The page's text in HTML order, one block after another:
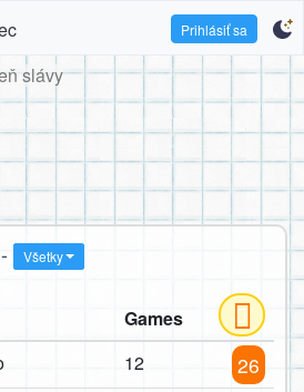
Prihlásiť sa
slávy
Všetky
Games
12 26